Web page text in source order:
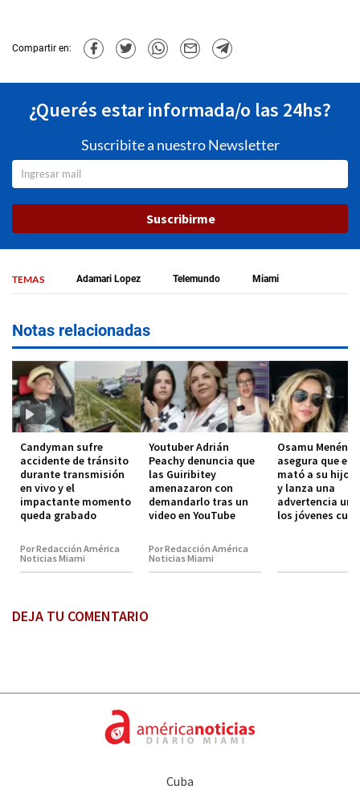
Compartir en:
¿Querés estar informada/o las 24hs?
Suscribite a nuestro Newsletter
Suscribirme
TEMAS Adamari Lopez Telemundo Miami
Notas relacionadas
Candyman sufre
accidente de tránsito
durante transmisión
en vivo y el
impactante momento
queda grabado
Por Redacción América
Noticias Miami
Youtuber Adrián
Peachy denuncia que
las Guiribitey
amenazaron con
demandarlo tras un
video en YouTube
Por Redacción América
Noticias Miami
Osamu
asegura que el
mató a su hijo
y lanza una
advertencia
los jóvenes
DEJA TU COMENTARIO
Cuba